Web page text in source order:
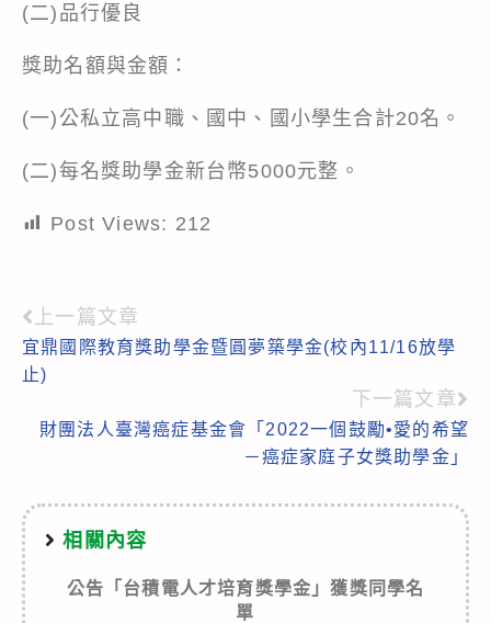
(二)品行優良
獎助名額與金額：
(一)公私立高中職、國中、國小學生合計20名。
(二)每名獎助學金新台幣5000元整。
Post Views: 212
Read
more
上一篇文章
宜鼎國際教育獎助學金暨圓夢築學金(校內11/16放學
止)
下一篇文章
財團法人臺灣癌症基金會「2022一個鼓勵•愛的希望
－癌症家庭子女獎助學金」
相關內容
公告「台積電人才培育獎學金」獲獎同學名
單